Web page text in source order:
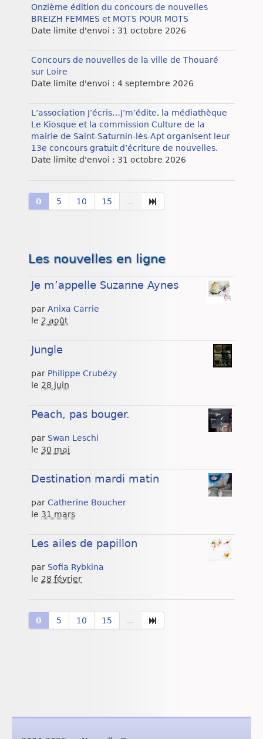
Onzième édition du concours de nouvelles
BREIZH FEMMES et MOTS POUR MOTS
Date limite d'envoi : 31 octobre 2026
Concours de nouvelles de la ville de Thouaré
sur Loire
Date limite d'envoi : 4 septembre 2026
L’association J’écris…J’m’édite, la médiathèque
Le Kiosque et la commission Culture de la
mairie de Saint-Saturnin-lès-Apt organisent leur
13e concours gratuit d’écriture de nouvelles.
Date limite d'envoi : 31 octobre 2026
0 5 10 15 ...
Les nouvelles en ligne
Je m’appelle Suzanne Aynes
par Anixa Carrie
le 2 août
Jungle
par Philippe Crubézy
le 28 juin
Peach, pas bouger.
par Swan Leschi
le 30 mai
Destination mardi matin
par Catherine Boucher
le 31 mars
Les ailes de papillon
par Sofia Rybkina
le 28 février
0 5 10 15 ...